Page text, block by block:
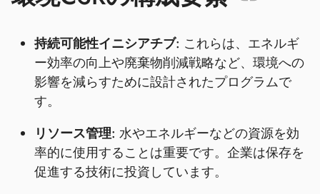
持続可能性イニシアチブ: これらは、エネルギ
ー効率の向上や廃棄物削減戦略など、環境への
影響を減らすために設計されたプログラムで
す。
リソース管理: 水やエネルギーなどの資源を効
率的に使用することは重要です。企業は保存を
促進する技術に投資しています。